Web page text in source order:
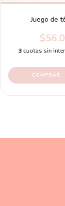
Juego de
3cuotas sin